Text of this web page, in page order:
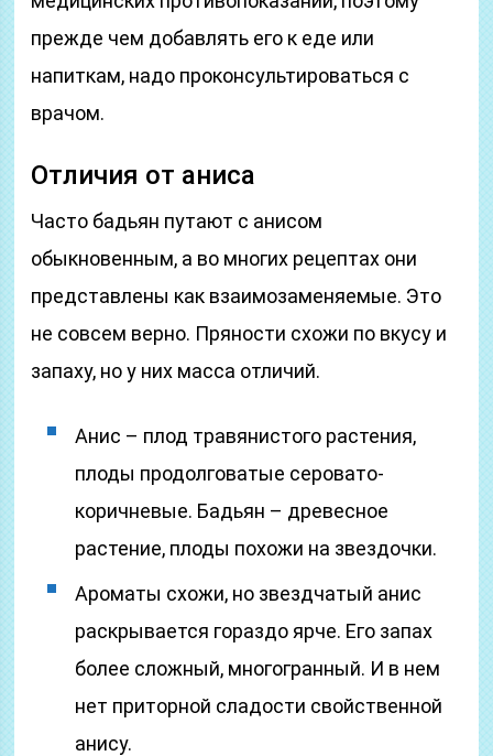
прежде чем добавлять его к еде или
напиткам, надо проконсультироваться с
врачом.
Отличия от аниса
Часто бадьян путают с анисом
обыкновенным, а во многих рецептах они
представлены как взаимозаменяемые. Это
не совсем верно. Пряности схожи по вкусу и
запаху, но у них масса отличий.
Анис – плод травянистого растения,
плоды продолговатые серовато-
коричневые. Бадьян – древесное
растение, плоды похожи на звездочки.
Ароматы схожи, но звездчатый анис
раскрывается гораздо ярче. Его запах
более сложный, многогранный. И в нем
нет приторной сладости свойственной
анису.